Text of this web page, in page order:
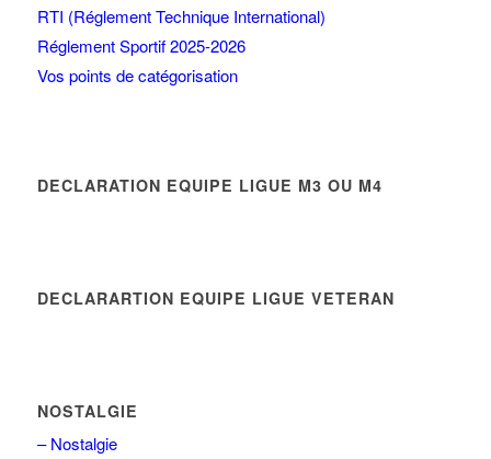
RTI (Réglement Technique International)
Réglement Sportif 2025-2026
Vos points de catégorisation
DECLARATION EQUIPE LIGUE M3 OU M4
DECLARARTION EQUIPE LIGUE VETERAN
NOSTALGIE
– Nostalgie